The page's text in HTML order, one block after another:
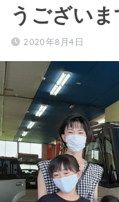
うございま
2020年8月4日